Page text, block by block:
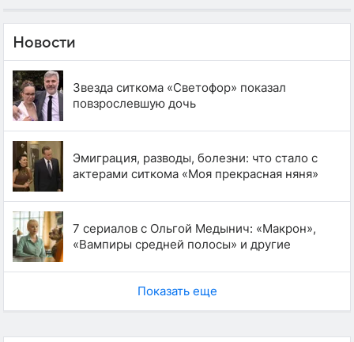
Новости
Звезда ситкома «Светофор» показал
повзрослевшую дочь
Эмиграция, разводы, болезни: что стало с
актерами ситкома «Моя прекрасная няня»
7 сериалов с Ольгой Медынич: «Макрон»,
«Вампиры средней полосы» и другие
Показать еще